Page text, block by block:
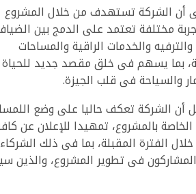
أن الشركة تستهدف من خلال المشروع
مختلفة تعتمد على الدمج بين
والترفيه والخدمات الراقية والمساحات
بما يسهم فى خلق مقصد جديد للحياة
والسياحة فى قلب الجيزة.
أن الشركة تعكف حاليا على وضع
الخاصة بالمشروع، تمهيدا للإعلان عن
الفترة المقبلة، بما فى ذلك الشركاء
المشاركون فى تطوير المشروع، والذين